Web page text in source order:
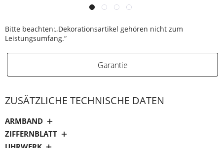
Bitte beachten:„Dekorationsartikel gehören nicht zum
Leistungsumfang.“
Garantie
ZUSÄTZLICHE TECHNISCHE DATEN
ARMBAND
ZIFFERNBLATT